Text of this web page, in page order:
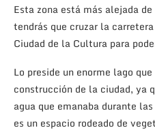
Esta zona está más alejada
tendrás que cruzar la
Ciudad de la Cultura para
Lo preside un enorme lago
construcción de la ciudad, ya
agua que emanaba durante
es un espacio rodeado de